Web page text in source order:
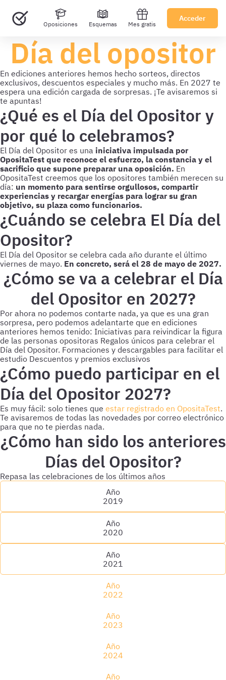
Oposiciones Esquemas Mes gratis
Acceder
Día del opositor
En ediciones anteriores hemos hecho sorteos, directos
exclusivos, descuentos especiales y mucho más. En 2027 te
espera una edición cargada de sorpresas. ¡Te avisaremos si
te apuntas!
¿Qué es el Día del Opositor y
por qué lo celebramos?
El Día del Opositor es una iniciativa impulsada por
OpositaTest que reconoce el esfuerzo, la constancia y el
sacrificio que supone preparar una oposición. En
OpositaTest creemos que los opositores también merecen su
día: un momento para sentirse orgullosos, compartir
experiencias y recargar energías para lograr su gran
objetivo, su plaza como funcionarios.
¿Cuándo se celebra El Día del
Opositor?
El Día del Opositor se celebra cada año durante el último
viernes de mayo. En concreto, será el 28 de mayo de 2027.
¿Cómo se va a celebrar el Día
del Opositor en 2027?
Por ahora no podemos contarte nada, ya que es una gran
sorpresa, pero podemos adelantarte que en ediciones
anteriores hemos tenido: Iniciativas para reivindicar la figura
de las personas opositoras Regalos únicos para celebrar el
Día del Opositor. Formaciones y descargables para facilitar el
estudio Descuentos y premios exclusivos
¿Cómo puedo participar en el
Día del Opositor 2027?
Es muy fácil: solo tienes que estar registrado en OpositaTest.
Te avisaremos de todas las novedades por correo electrónico
para que no te pierdas nada.
¿Cómo han sido los anteriores
Días del Opositor?
Repasa las celebraciones de los últimos años
Año
2019
Año
2020
Año
2021
Año
2022
Año
2023
Año
2024
Año